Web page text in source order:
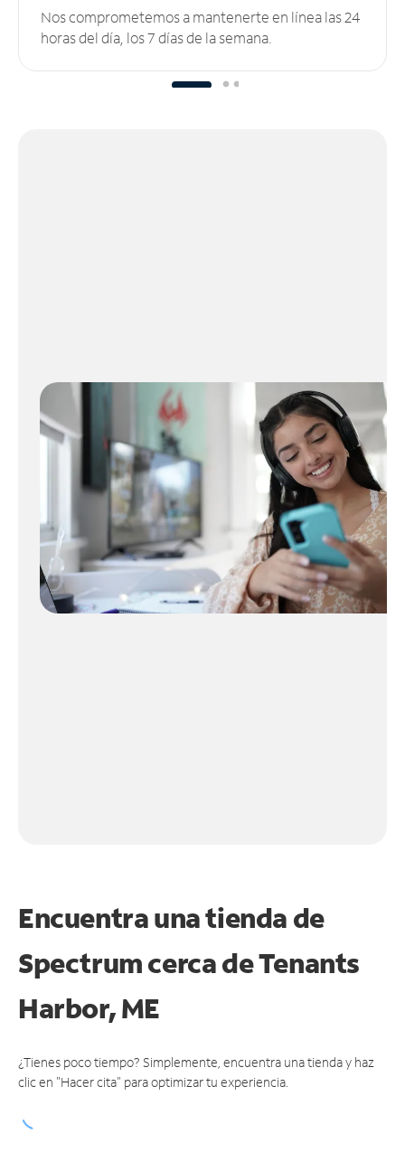
Nos comprometemos a mantenerte en línea las 24
horas del día, los 7 días de la semana.
Encuentra una tienda de
Spectrumcerca de Tenants
Harbor, ME
¿Tienes poco tiempo? Simplemente, encuentra una tienda y haz
clic en "Hacer cita" para optimizar tu experiencia.